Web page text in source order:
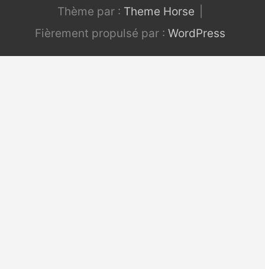
Thème par : Theme Horse
Fièrement propulsé par : WordPress